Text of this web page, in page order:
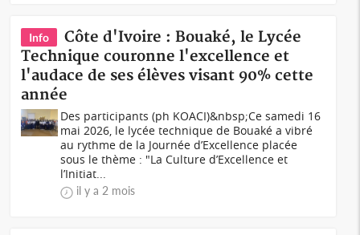
Info
Côte d'Ivoire : Bouaké, le Lycée
Technique couronne l'excellence et
l'audace de ses élèves visant 90% cette
année
Des participants (ph KOACI)&nbsp;Ce samedi 16
mai 2026, le lycée technique de Bouaké a vibré
au rythme de la Journée d’Excellence placée
sous le thème : "La Culture d’Excellence et
l’Initiat...
il y a 2 mois